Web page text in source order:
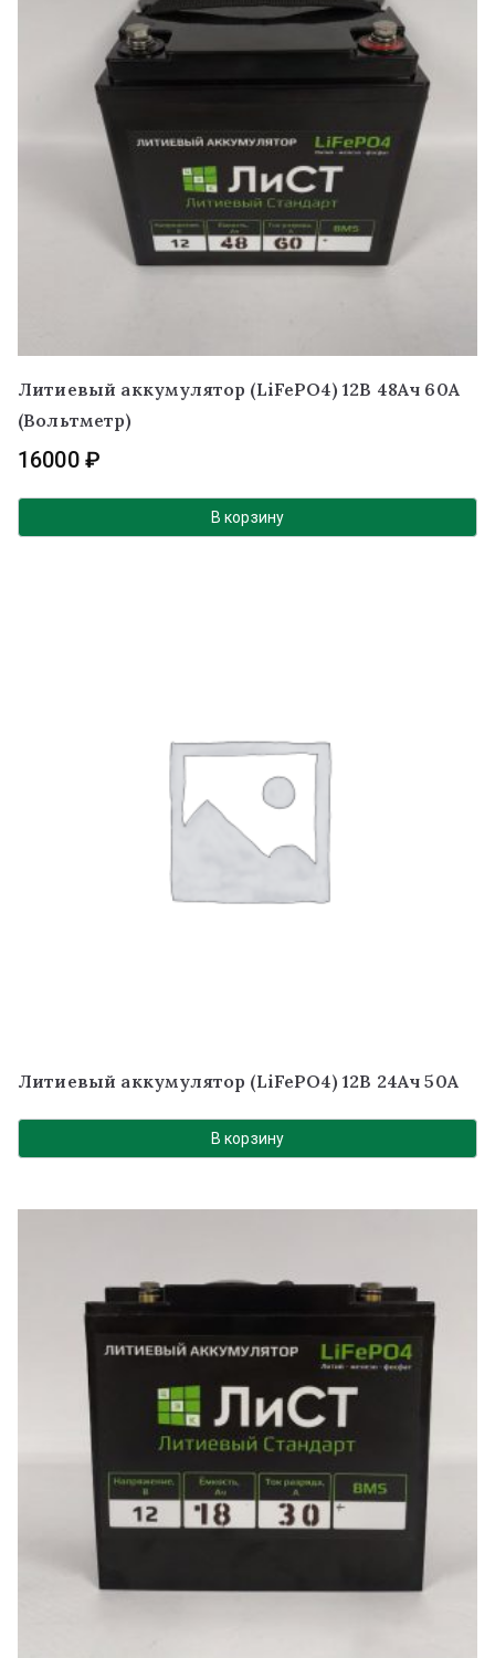
Литиевый аккумулятор (LiFePO4) 12В 48Ач 60А
(Вольтметр)
16000 ₽
В корзину
Литиевый аккумулятор (LiFePO4) 12В 24Ач 50А
В корзину